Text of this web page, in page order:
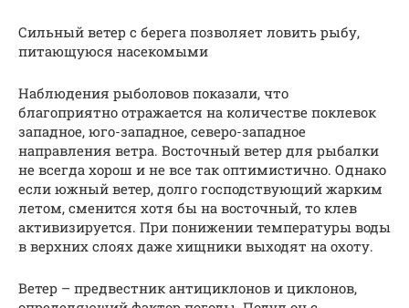
Сильный ветер с берега позволяет ловить рыбу,
питающуюся насекомыми
Наблюдения рыболовов показали, что
благоприятно отражается на количестве поклевок
западное, юго-западное, северо-западное
направления ветра. Восточный ветер для рыбалки
не всегда хорош и не все так оптимистично. Однако
если южный ветер, долго господствующий жарким
летом, сменится хотя бы на восточный, то клев
активизируется. При понижении температуры воды
в верхних слоях даже хищники выходят на охоту.
Ветер – предвестник антициклонов и циклонов,